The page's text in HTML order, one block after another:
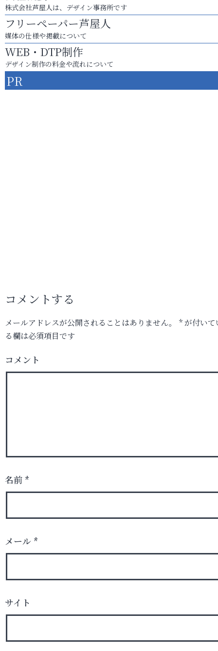
株式会社芦屋人は、デザイン事務所です
フリーペーパー芦屋人
媒体の仕様や掲載について
WEB・DTP制作
デザイン制作の料金や流れについて
PR
コメントする
メールアドレスが公開されることはありません。 *が付いて
る欄は必須項目です
コメント
名前 *
メール *
サイト